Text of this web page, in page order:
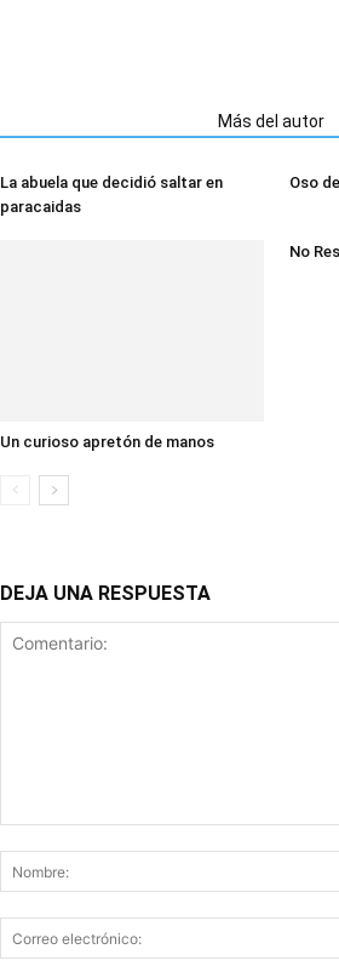
Más del autor
La abuela que decidió saltar en
paracaidas
Oso
Un curioso apretón de manos
No
DEJA UNA RESPUESTA